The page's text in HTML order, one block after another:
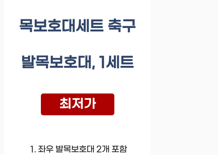
목보호대세트 축구
발목보호대, 1세트
최저가
좌우 발목보호대 2개 포함